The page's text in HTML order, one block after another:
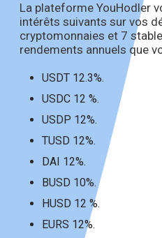
La plateforme YouHodler
intérêts suivants sur vos
cryptomonnaies et 7
rendements annuels que
USDT 12.3%.
USDC 12 %.
USDP 12%.
TUSD 12%.
DAI 12%.
BUSD 10%.
HUSD 12 %.
EURS 12%.